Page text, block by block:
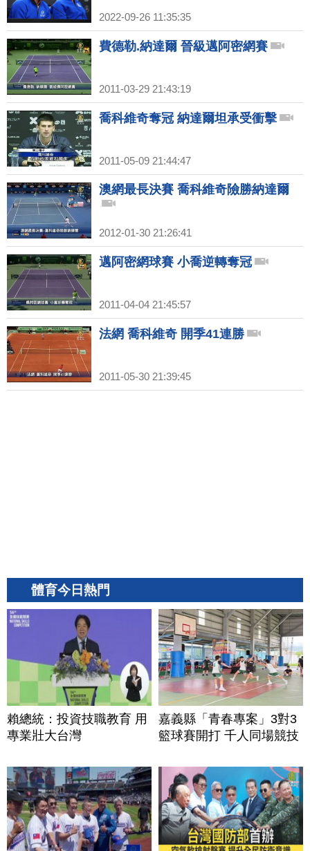
2022-09-26 11:35:35
費德勒.納達爾 晉級邁阿密網賽
2011-03-29 21:43:19
喬科維奇奪冠 納達爾坦承受衝擊
2011-05-09 21:44:47
澳網最長決賽 喬科維奇險勝納達爾
2012-01-30 21:26:41
邁阿密網球賽 小喬逆轉奪冠
2011-04-04 21:45:57
法網 喬科維奇 開季41連勝
2011-05-30 21:39:45
體育今日熱門
賴總統：投資技職教育 用
專業壯大台灣
嘉義縣「青春專案」3對3
籃球賽開打 千人同場競技